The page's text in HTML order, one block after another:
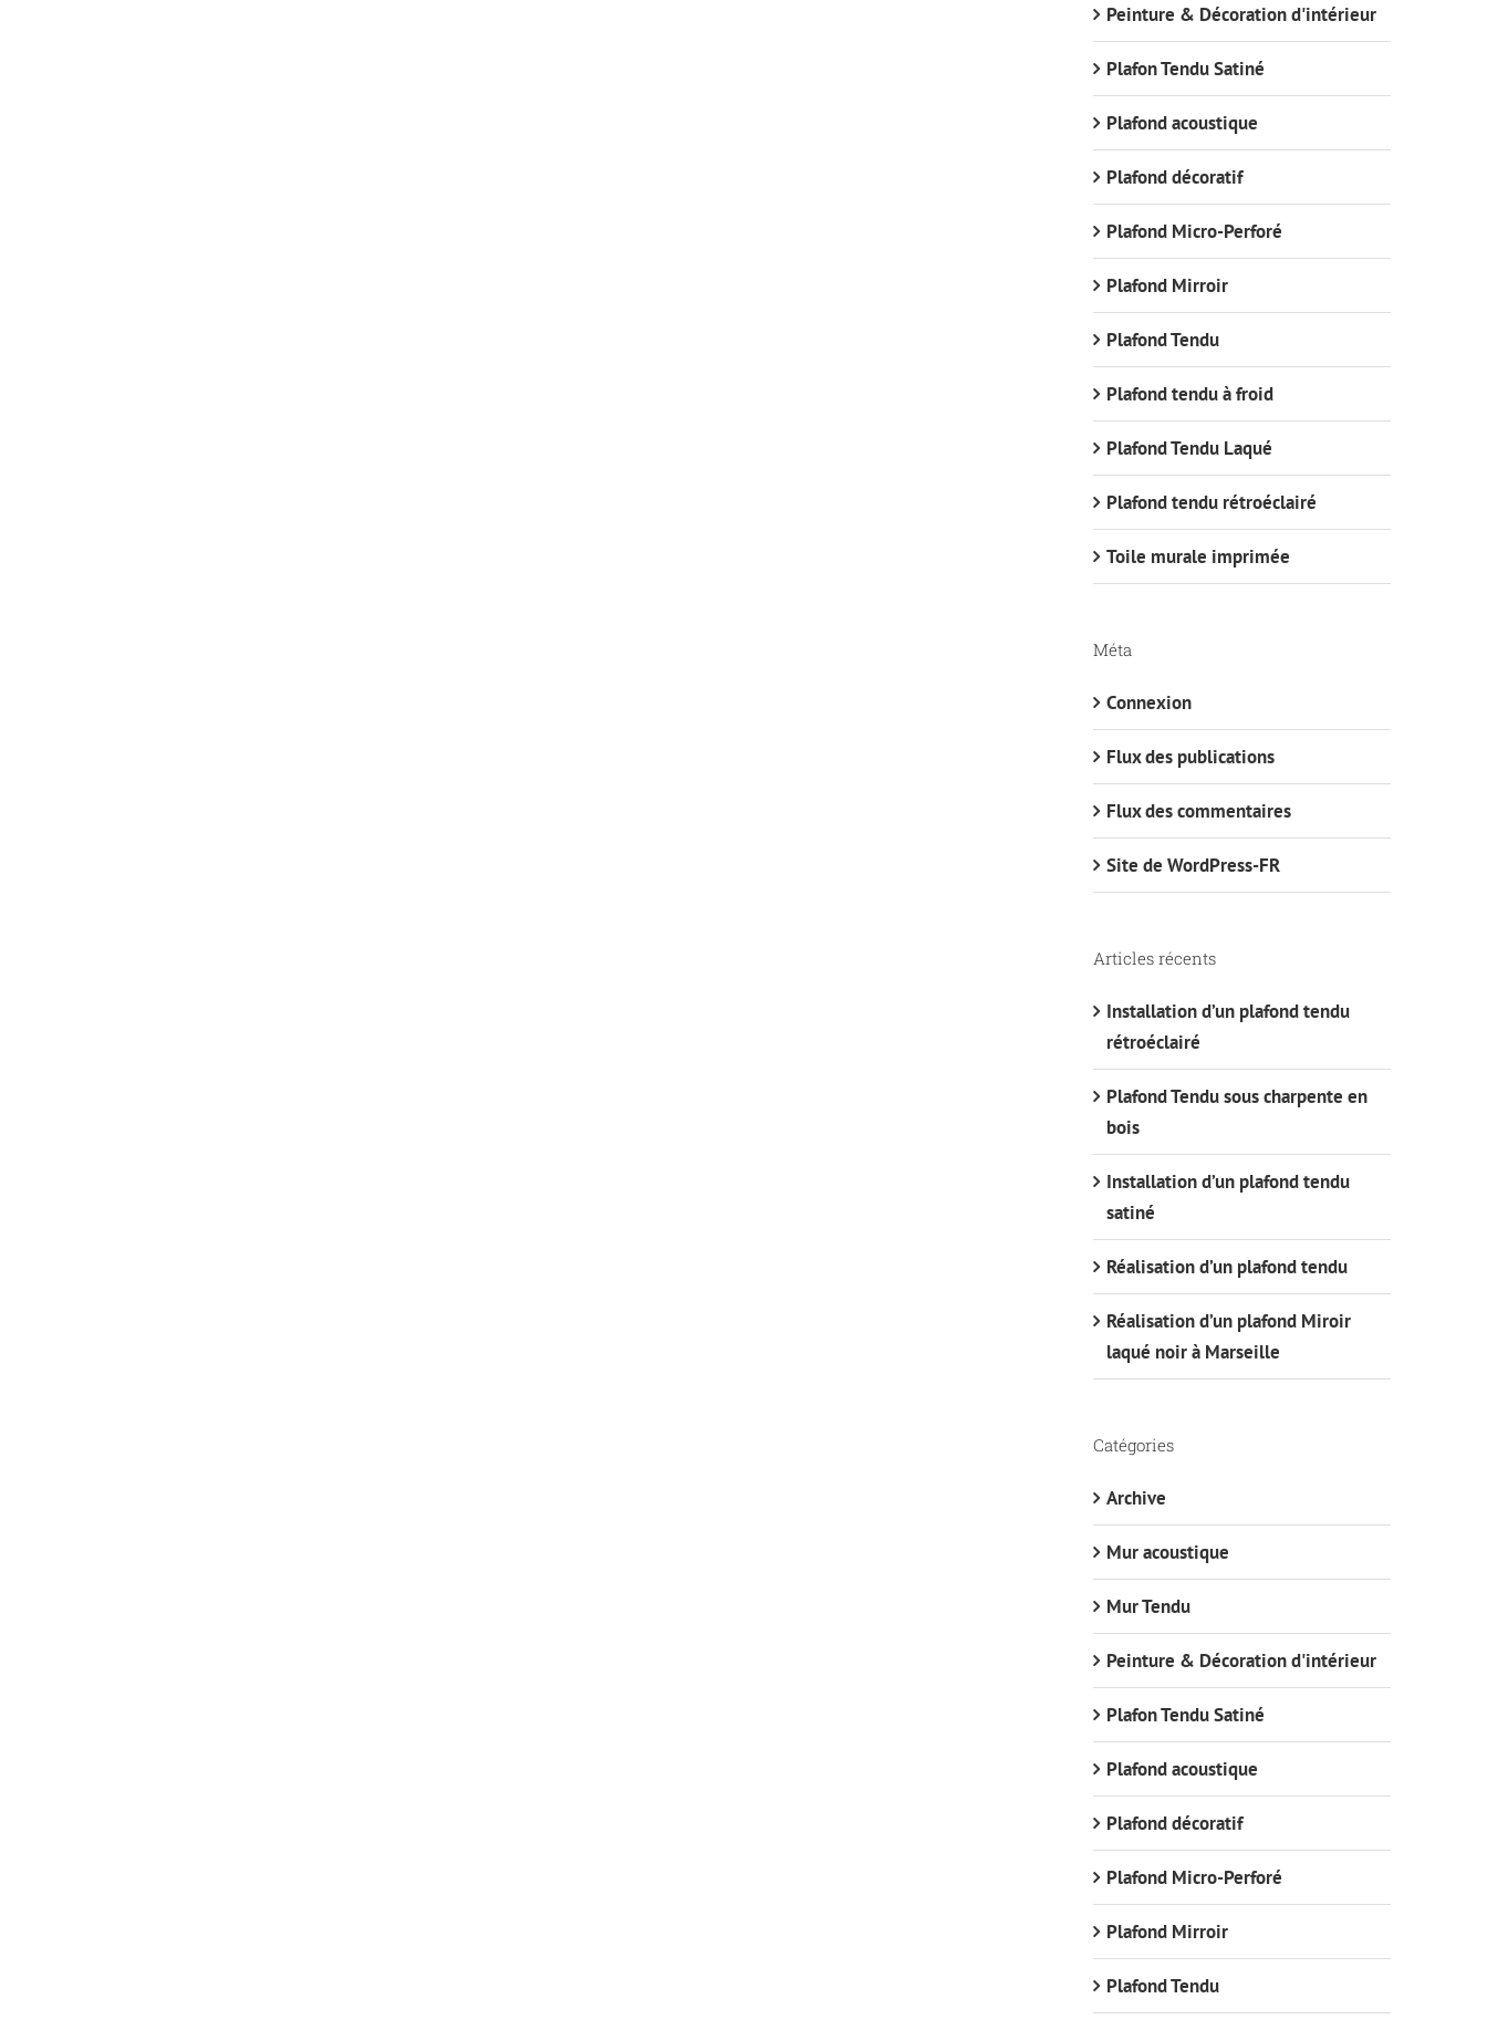
Peinture & Décoration d'intérieur
Plafon Tendu Satiné
Plafond acoustique
Plafond décoratif
Plafond Micro-Perforé
Plafond Mirroir
Plafond Tendu
Plafond tendu à froid
Plafond Tendu Laqué
Plafond tendu rétroéclairé
Toile murale imprimée
Méta
Connexion
Flux des publications
Flux des commentaires
Site de WordPress-FR
Articles récents
Installation d’un plafond tendu
rétroéclairé
Plafond Tendu sous charpente en
bois
Installation d’un plafond tendu
satiné
Réalisation d’un plafond tendu
Réalisation d’un plafond Miroir
laqué noir à Marseille
Catégories
Archive
Mur acoustique
Mur Tendu
Peinture & Décoration d'intérieur
Plafon Tendu Satiné
Plafond acoustique
Plafond décoratif
Plafond Micro-Perforé
Plafond Mirroir
Plafond Tendu